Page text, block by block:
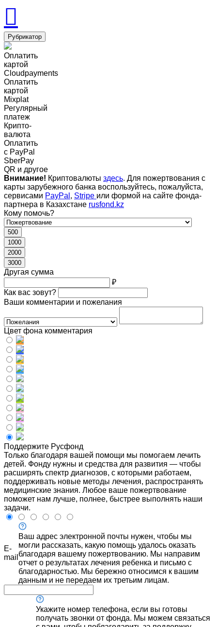
Рубрикатор
Оплатить
картой
Cloudpayments
Оплатить
картой
Mixplat
Регулярный
платеж
Крипто-
валюта
Оплатить
c PayPal
SberPay
QR и другое
Внимание! Криптовалюты здесь. Для пожертвования с
карты зарубежного банка воспользуйтесь, пожалуйста,
сервисами PayPal , Stripe или формой на сайте фонда-
партнера в Казахстане rusfond.kz
Кому помочь?
500
1000
2000
3000
Другая сумма
₽
Как вас зовут?
Ваши комментарии и пожелания
Цвет фона комментария
Поддержите Русфонд
Только благодаря вашей помощи мы помогаем лечить
детей. Фонду нужны и средства для развития — чтобы
расширять спектр диагнозов, с которыми работаем,
поддерживать новые методы лечения, распространять
медицинские знания. Любое ваше пожертвование
поможет нам лучше, полнее, быстрее выполнять наши
задачи.
E-
mail
Ваш адрес электронной почты нужен, чтобы мы
могли рассказать, какую помощь удалось оказать
благодаря вашему пожертвованию. Мы направим
отчет о результатах лечения ребенка и письмо с
благодарностью. Мы бережно относимся к вашим
данным и не передаем их третьим лицам.
Укажите номер телефона, если вы готовы
получать звонки от фонда. Мы можем связаться